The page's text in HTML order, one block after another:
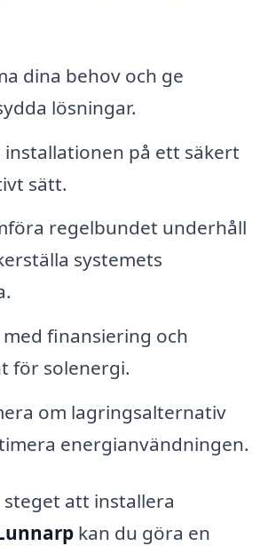
dina behov och ge
lösningar.
på ett säkert
sätt.
regelbundet underhåll
systemets
finansiering och
för solenergi.
om lagringsalternativ
energianvändningen.
att installera
kan du göra en